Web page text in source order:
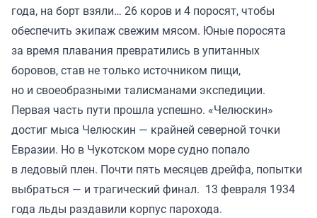
года, на борт взяли… 26 коров и 4 поросят, чтобы
обеспечить экипаж свежим мясом. Юные поросята
за время плавания превратились в упитанных
боровов, став не только источником пищи,
но и своеобразными талисманами экспедиции.
Первая часть пути прошла успешно. «Челюскин»
достиг мыса Челюскин — крайней северной точки
Евразии. Но в Чукотском море судно попало
в ледовый плен. Почти пять месяцев дрейфа, попытки
выбраться — и трагический финал. 13 февраля 1934
года льды раздавили корпус парохода.